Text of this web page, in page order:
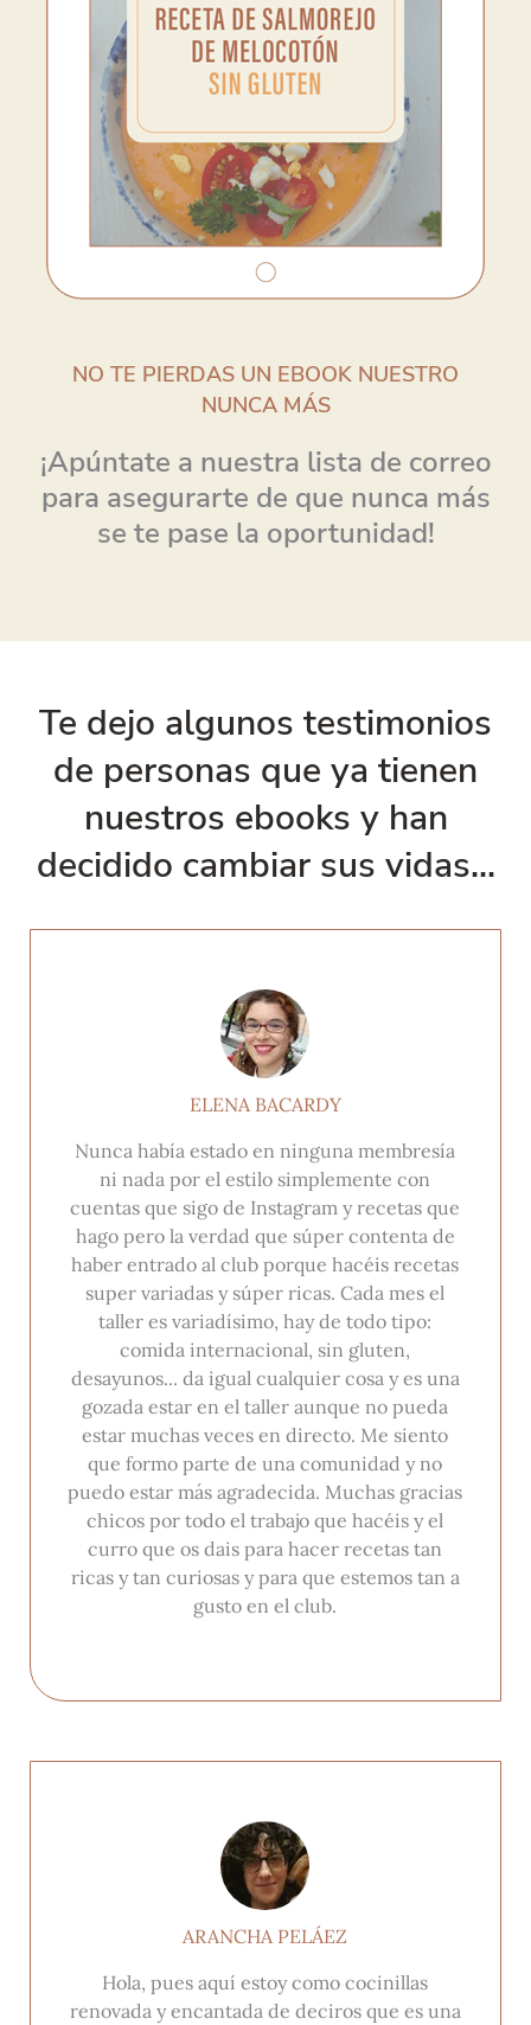
NO TE PIERDAS UN EBOOK NUESTRO
NUNCA MÁS
¡Apúntate a nuestra lista de correo
para asegurarte de que nunca más
se te pase la oportunidad!
Te dejo algunos testimonios
de personas que ya tienen
nuestros ebooks y han
decidido cambiar sus vidas...
ELENA BACARDY
Nunca había estado en ninguna membresía
ni nada por el estilo simplemente con
cuentas que sigo de Instagram y recetas que
hago pero la verdad que súper contenta de
haber entrado al club porque hacéis recetas
super variadas y súper ricas. Cada mes el
taller es variadísimo, hay de todo tipo:
comida internacional, sin gluten,
desayunos... da igual cualquier cosa y es una
gozada estar en el taller aunque no pueda
estar muchas veces en directo. Me siento
que formo parte de una comunidad y no
puedo estar más agradecida. Muchas gracias
chicos por todo el trabajo que hacéis y el
curro que os dais para hacer recetas tan
ricas y tan curiosas y para que estemos tan a
gusto en el club.
ARANCHA PELÁEZ
Hola, pues aquí estoy como cocinillas
renovada y encantada de deciros que es una